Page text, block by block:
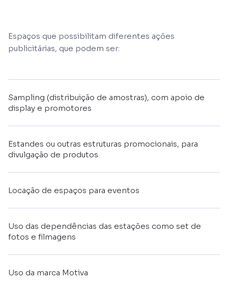
Espaços que possibilitam diferentes ações
publicitárias, que podem ser:
Sampling (distribuição de amostras), com apoio de
display e promotores
Estandes ou outras estruturas promocionais, para
divulgação de produtos
Locação de espaços para eventos
Uso das dependências das estações como set de
fotos e filmagens
Uso da marca Motiva